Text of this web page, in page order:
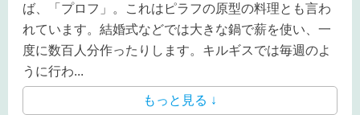
ば、「プロフ」。これはピラフの原型の料理とも言わ
れています。結婚式などでは大きな鍋で薪を使い、一
度に数百人分作ったりします。キルギスでは毎週のよ
うに行わ...
もっと見る ↓